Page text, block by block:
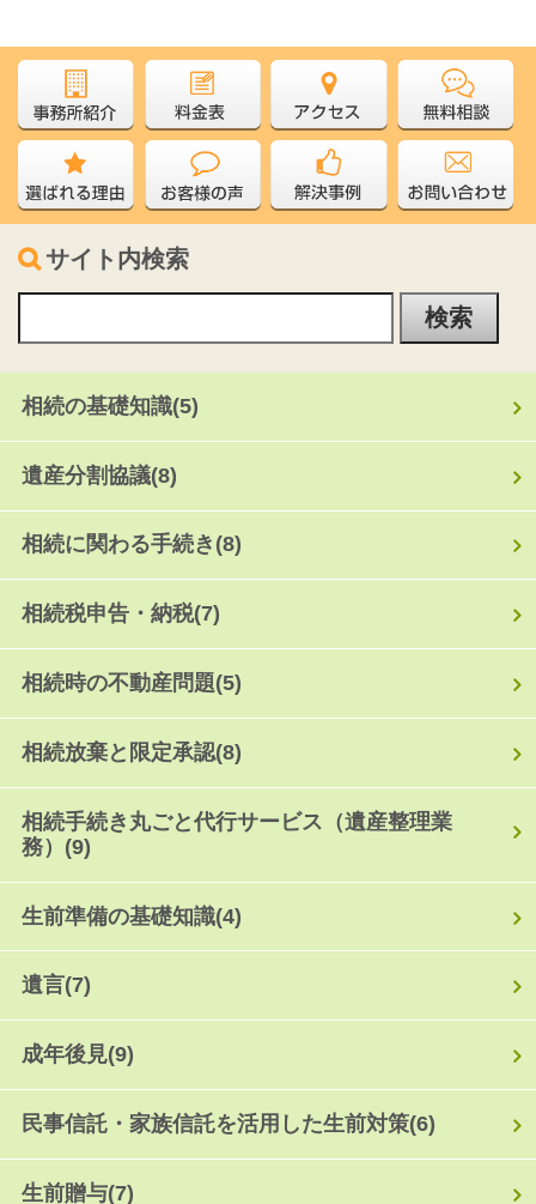
サイト内検索
相続の基礎知識(5)
遺産分割協議(8)
相続に関わる手続き (8)
相続税申告・納税(7)
相続時の不動産問題(5)
相続放棄と限定承認(8)
相続手続き丸ごと代行サービス（遺産整理業
務） (9)
生前準備の基礎知識(4)
遺言(7)
成年後見(9)
民事信託・家族信託を活用した生前対策(6)
生前贈与(7)